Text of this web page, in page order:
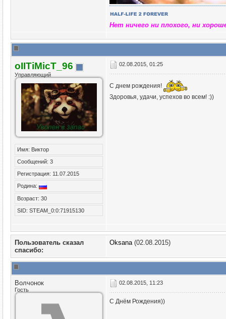
Нет ничего ни плохого, ни
oIITiMicT_96
Управляющий
Имя: Виктор
Сообщений: 3
Регистрация: 11.07.2015
Родина:
Возраст: 30
SID: STEAM_0:0:71915130
02.08.2015, 01:25
С днем рождения!
Здоровья, удачи, успехов во всем! :))
Пользователь сказал
cпасибо:
Oksana(02.08.2015)
Волчонок
Гость
02.08.2015, 11:23
С Днём Рождения))